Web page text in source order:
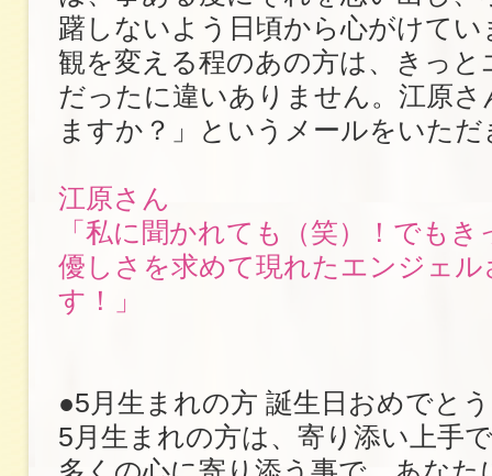
躇しないよう日頃から心がけてい
観を変える程のあの方は、きっ
だったに違いありません。江原さ
ますか？」というメールをいた
江原さん
「私に聞かれても（笑）！でも
優しさを求めて現れたエンジェ
す！」
●5月生まれの方 誕生日おめで
5月生まれの方は、寄り添い上手